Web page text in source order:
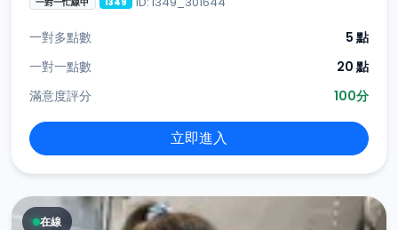
一對多點數
5 點
一對一點數
20 點
滿意度評分
100分
立即進入
在線